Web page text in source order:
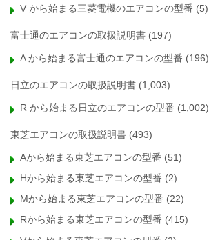
V から始まる三菱電機のエアコンの型番 (5)
富士通のエアコンの取扱説明書 (197)
A から始まる富士通のエアコンの型番 (196)
日立のエアコンの取扱説明書 (1,003)
R から始まる日立のエアコンの型番 (1,002)
東芝エアコンの取扱説明書 (493)
Aから始まる東芝エアコンの型番 (51)
Hから始まる東芝エアコンの型番 (2)
Mから始まる東芝エアコンの型番 (22)
Rから始まる東芝エアコンの型番 (415)